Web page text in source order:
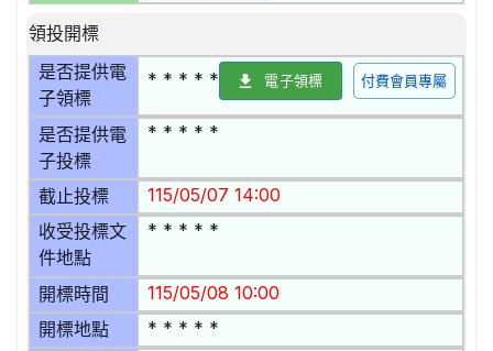
領投開標
是否提供電
子領標
* * * * * 電子領標 付費會員專屬
是否提供電
子投標
* * * * *
截止投標 115/05/07 14:00
收受投標文
件地點
* * * * *
開標時間 115/05/08 10:00
開標地點 * * * * *